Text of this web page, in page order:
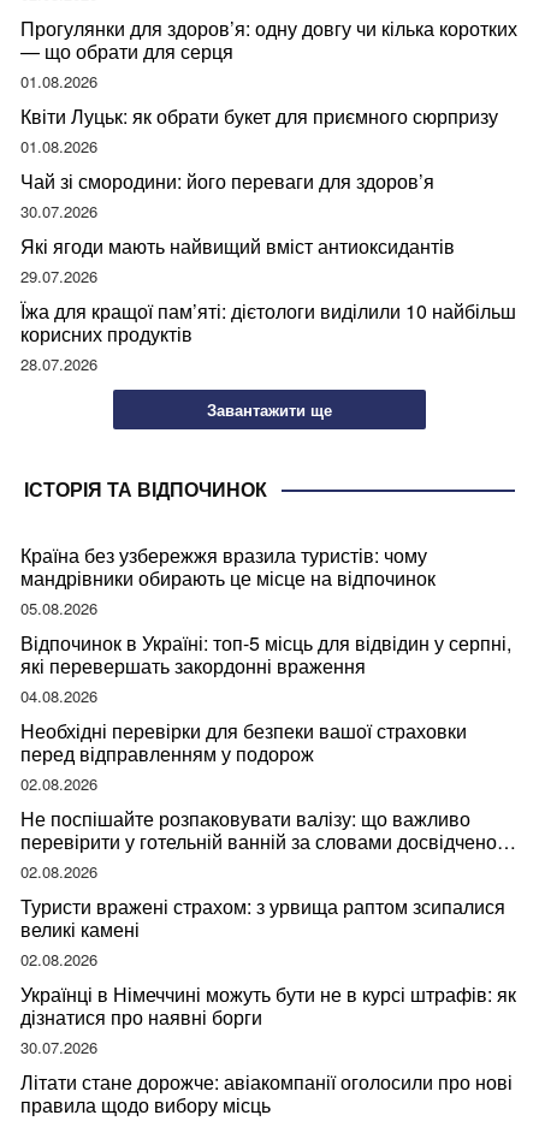
Прогулянки для здоров’я: одну довгу чи кілька коротких
— що обрати для серця
01.08.2026
Квіти Луцьк: як обрати букет для приємного сюрпризу
01.08.2026
Чай зі смородини: його переваги для здоров’я
30.07.2026
Які ягоди мають найвищий вміст антиоксидантів
29.07.2026
Їжа для кращої пам’яті: дієтологи виділили 10 найбільш
корисних продуктів
28.07.2026
Завантажити ще
ІСТОРІЯ ТА ВІДПОЧИНОК
Країна без узбережжя вразила туристів: чому
мандрівники обирають це місце на відпочинок
05.08.2026
Відпочинок в Україні: топ-5 місць для відвідин у серпні,
які перевершать закордонні враження
04.08.2026
Необхідні перевірки для безпеки вашої страховки
перед відправленням у подорож
02.08.2026
Не поспішайте розпаковувати валізу: що важливо
перевірити у готельній ванній за словами досвідченої
мандрівниці
02.08.2026
Туристи вражені страхом: з урвища раптом зсипалися
великі камені
02.08.2026
Українці в Німеччині можуть бути не в курсі штрафів: як
дізнатися про наявні борги
30.07.2026
Літати стане дорожче: авіакомпанії оголосили про нові
правила щодо вибору місць